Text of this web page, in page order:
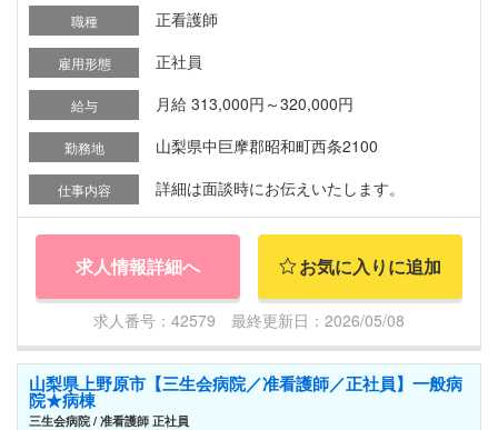
職種 正看護師
雇用形態 正社員
給与 月給 313,000円～320,000円
勤務地 山梨県中巨摩郡昭和町西条2100
仕事内容 詳細は面談時にお伝えいたします。
求人情報詳細へ お気に入りに追加
求人番号：42579 最終更新日：2026/05/08
山梨県上野原市【三生会病院／准看護師／正社員】一般病
院★病棟
三生会病院 / 准看護師 正社員